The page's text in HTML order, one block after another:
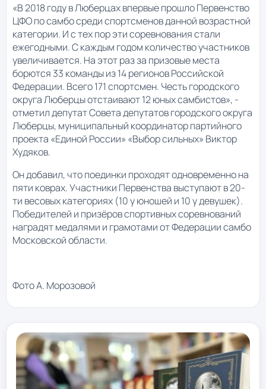
«В 2018 году в Люберцах впервые прошло Первенство
ЦФО по самбо среди спортсменов данной возрастной
категории. И с тех пор эти соревнования стали
ежегодными. С каждым годом количество участников
увеличивается. На этот раз за призовые места
борются 33 команды из 14 регионов Российской
Федерации. Всего 171 спортсмен. Честь городского
округа Люберцы отстаивают 12 юных самбистов», -
отметил депутат Совета депутатов городского округа
Люберцы, муниципальный координатор партийного
проекта «Единой России» «Выбор сильных» Виктор
Худяков.
Он добавил, что поединки проходят одновременно на
пяти коврах. Участники Первенства выступают в 20-
ти весовых категориях (10 у юношей и 10 у девушек).
Победителей и призёров спортивных соревнований
наградят медалями и грамотами от Федерации самбо
Московской области.
Фото А. Морозовой